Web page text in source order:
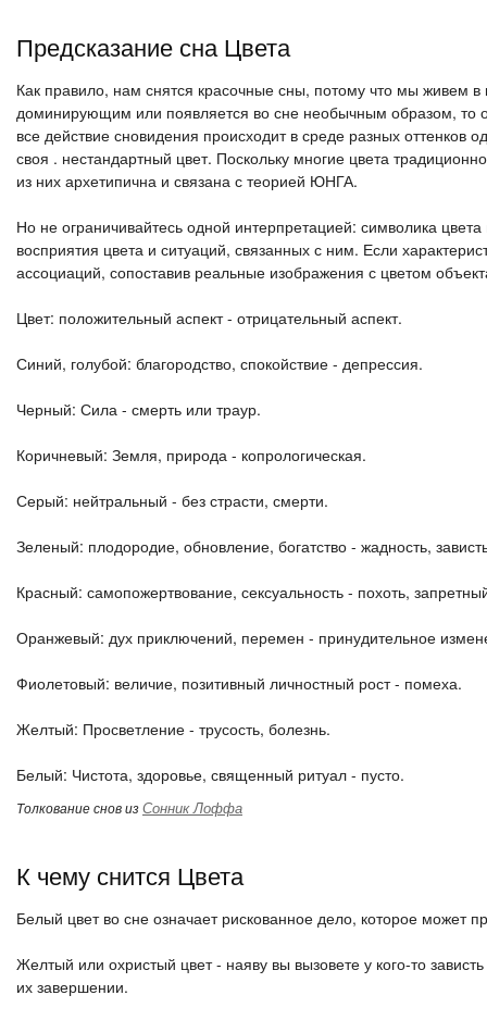
Предсказание сна Цвета
Как правило, нам снятся красочные сны, потому что мы живем
доминирующим или появляется во сне необычным образом, то
все действие сновидения происходит в среде разных оттенков
своя . нестандартный цвет. Поскольку многие цвета
из них архетипична и связана с теорией ЮНГА.
Но не ограничивайтесь одной интерпретацией: символика
восприятия цвета и ситуаций, связанных с ним. Если
ассоциаций, сопоставив реальные изображения с цветом
Цвет: положительный аспект - отрицательный аспект.
Синий, голубой: благородство, спокойствие - депрессия.
Черный: Сила - смерть или траур.
Коричневый: Земля, природа - копрологическая.
Серый: нейтральный - без страсти, смерти.
Зеленый: плодородие, обновление, богатство - жадность,
Красный: самопожертвование, сексуальность - похоть,
Оранжевый: дух приключений, перемен - принудительное
Фиолетовый: величие, позитивный личностный рост - помеха.
Желтый: Просветление - трусость, болезнь.
Белый: Чистота, здоровье, священный ритуал - пусто.
Толкование снов изСонник Лоффа
К чему снится Цвета
Белый цвет во сне означает рискованное дело, которое может
Желтый или охристый цвет - наяву вы вызовете у кого-то
их завершении.